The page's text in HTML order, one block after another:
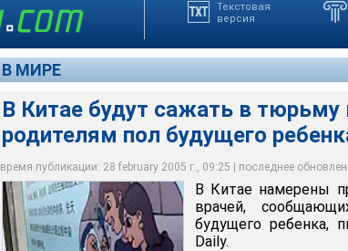
Текстовая
версия
В МИРЕ
В Китае будут сажать в
родителям пол будущего
время публикации: 28 february 2005 г., 09:25 | последнее
В Китае намерены преследовать в уголовном
родителям сведения о поле будущего ребенка,
Daily
Архив NEWSru.com
В соответствии с готовящимися дополнениями к
проводящим аборты по половому признаку, а
информацию о поле будущего ребенка, будут
заключения
Архив NEWSru.com
В Китае с конца 1970-х годов проводится политика
ограничения рождаемости. Большинству семей в
одного ребенка
Архив NEWSru.com
В Китае намерены
врачей,
будущего ребенка,
Daily.